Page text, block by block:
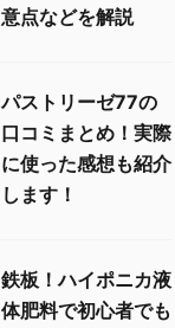
意点などを解説
パストリーゼ77の
口コミまとめ！実際
に使った感想も紹介
します！
鉄板！ハイポニカ液
体肥料で初心者でも